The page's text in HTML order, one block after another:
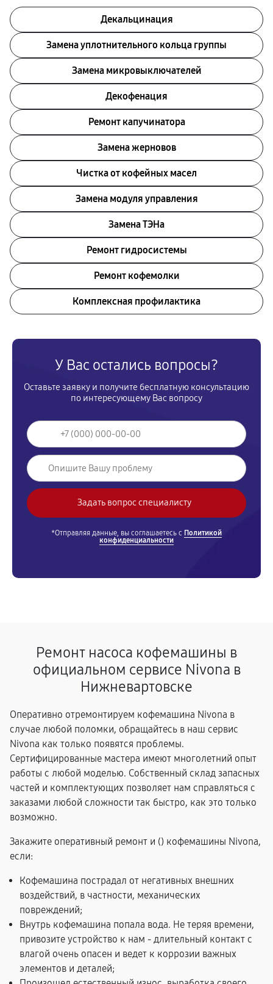
Декальцинация
Замена уплотнительного кольца группы
Замена микровыключателей
Декофенация
Ремонт капучинатора
Замена жерновов
Чистка от кофейных масел
Замена модуля управления
Замена ТЭНа
Ремонт гидросистемы
Ремонт кофемолки
Комплексная профилактика
У Вас остались вопросы?
Оставьте заявку и получите бесплатную консультацию
по интересующему Вас вопросу
*Отправляя данные, вы соглашаетесь с Политикой
конфиденциальности
Ремонт насоса кофемашины в
официальном сервисе Nivona в
Нижневартовске
Оперативно отремонтируем кофемашина Nivona в
случае любой поломки, обращайтесь в наш сервис
Nivona как только появятся проблемы.
Сертифицированные мастера имеют многолетний опыт
работы с любой моделью. Собственный склад запасных
частей и комплектующих позволяет нам справляться с
заказами любой сложности так быстро, как это только
возможно.
Закажите оперативный ремонт и () кофемашины Nivona,
если:
Кофемашина пострадал от негативных внешних
воздействий, в частности, механических
повреждений;
Внутрь кофемашина попала вода. Не теряя времени,
привозите устройство к нам - длительный контакт с
влагой очень опасен и ведет к коррозии важных
элементов и деталей;